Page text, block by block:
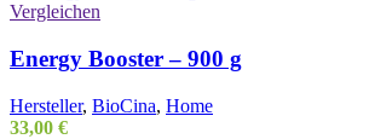
Vergleichen
Energy Booster – 900 g
Hersteller, BioCina, Home
33,00 €